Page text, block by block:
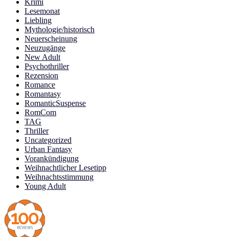
Lesemonat
Liebling
Mythologie/historisch
Neuerscheinung
Neuzugänge
New Adult
Psychothriller
Rezension
Romance
Romantasy
RomanticSuspense
RomCom
TAG
Thriller
Uncategorized
Urban Fantasy
Vorankündigung
Weihnachtlicher Lesetipp
Weihnachtsstimmung
Young Adult